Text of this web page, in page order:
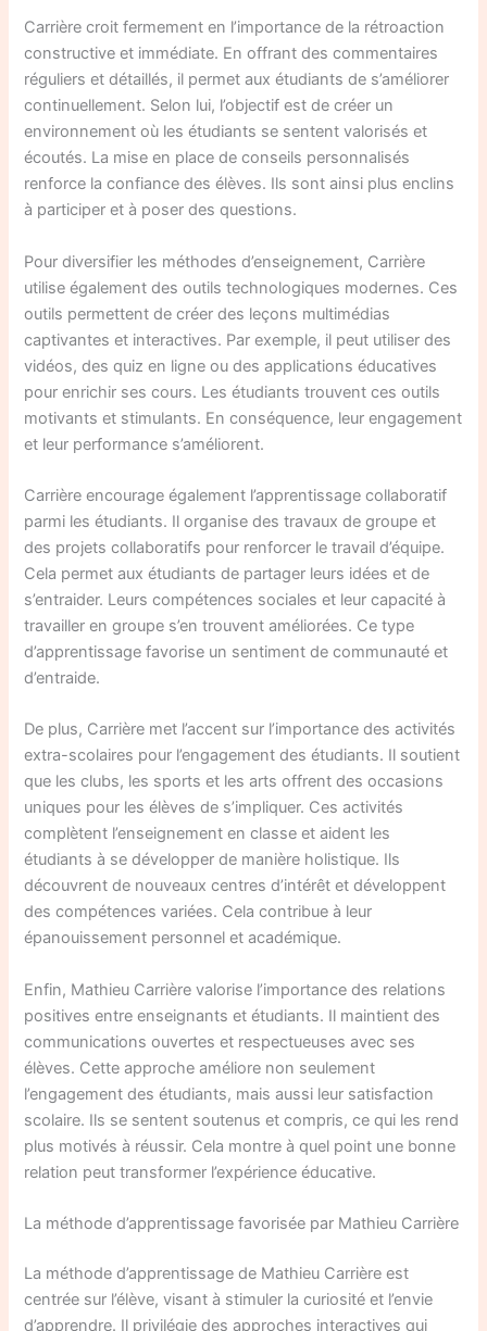
Carrière croit fermement en l’importance de la rétroaction
constructive et immédiate. En offrant des commentaires
réguliers et détaillés, il permet aux étudiants de s’améliorer
continuellement. Selon lui, l’objectif est de créer un
environnement où les étudiants se sentent valorisés et
écoutés. La mise en place de conseils personnalisés
renforce la confiance des élèves. Ils sont ainsi plus enclins
à participer et à poser des questions.
Pour diversifier les méthodes d’enseignement, Carrière
utilise également des outils technologiques modernes. Ces
outils permettent de créer des leçons multimédias
captivantes et interactives. Par exemple, il peut utiliser des
vidéos, des quiz en ligne ou des applications éducatives
pour enrichir ses cours. Les étudiants trouvent ces outils
motivants et stimulants. En conséquence, leur engagement
et leur performance s’améliorent.
Carrière encourage également l’apprentissage collaboratif
parmi les étudiants. Il organise des travaux de groupe et
des projets collaboratifs pour renforcer le travail d’équipe.
Cela permet aux étudiants de partager leurs idées et de
s’entraider. Leurs compétences sociales et leur capacité à
travailler en groupe s’en trouvent améliorées. Ce type
d’apprentissage favorise un sentiment de communauté et
d’entraide.
De plus, Carrière met l’accent sur l’importance des activités
extra-scolaires pour l’engagement des étudiants. Il soutient
que les clubs, les sports et les arts offrent des occasions
uniques pour les élèves de s’impliquer. Ces activités
complètent l’enseignement en classe et aident les
étudiants à se développer de manière holistique. Ils
découvrent de nouveaux centres d’intérêt et développent
des compétences variées. Cela contribue à leur
épanouissement personnel et académique.
Enfin, Mathieu Carrière valorise l’importance des relations
positives entre enseignants et étudiants. Il maintient des
communications ouvertes et respectueuses avec ses
élèves. Cette approche améliore non seulement
l’engagement des étudiants, mais aussi leur satisfaction
scolaire. Ils se sentent soutenus et compris, ce qui les rend
plus motivés à réussir. Cela montre à quel point une bonne
relation peut transformer l’expérience éducative.
La méthode d’apprentissage favorisée par Mathieu Carrière
La méthode d’apprentissage de Mathieu Carrière est
centrée sur l’élève, visant à stimuler la curiosité et l’envie
d’apprendre. Il privilégie des approches interactives qui